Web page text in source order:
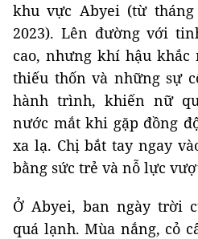
khu vực Abyei (từ tháng
2023). Lên đường với
cao, nhưng khí hậu khắc
thiếu thốn và những sự
hành trình, khiến nữ
nước mắt khi gặp đồng
xa lạ. Chị bắt tay ngay
bằng sức trẻ và nỗ lực
Ở Abyei, ban ngày trời
quá lạnh. Mùa nắng, cỏ